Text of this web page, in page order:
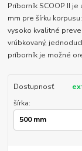
Príborník SCOOP II
mm pre šírku
vysoko kvalitné
vrúbkovaný,
príborník je možné
Dostupnosť
šírka: